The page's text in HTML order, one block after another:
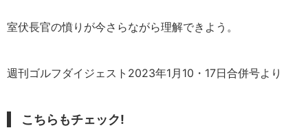
室伏長官の憤りが今さらながら理解できよう。
週刊ゴルフダイジェスト2023年1月10・17日合併号より
こちらもチェック!